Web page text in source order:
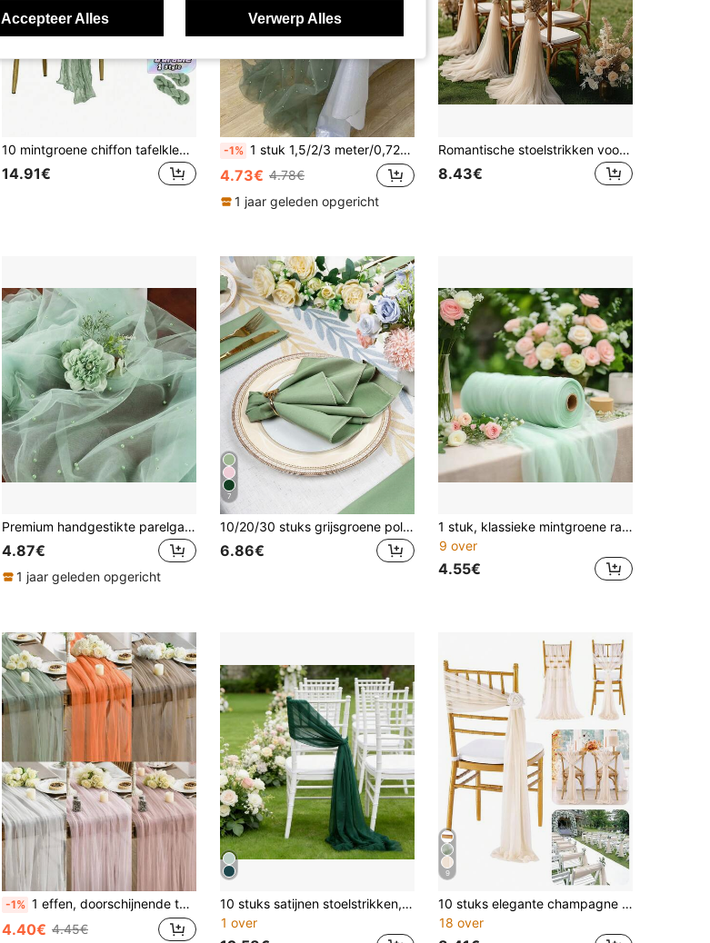
10 mintgroene chiffon tafelkleden, chiffon tafelvlaggetjes in bohemianstijl, transparante chiffon tafelvlaggetjes, geschikt voor babyfeestjes, bruiloften, vrijgezellenfeesten, verjaardagsfeesten en tafeldecoraties.
14.91€
-1% 1 stuk 1,5/2/3 meter/0,72*1m Tule tafelkleed, bruiloft, verjaardag, feestdecoratie, creatieve slaapkamer, woonkamer, parelgordijn achtergrond, groot bankettafelkleed, fotorekwisiet
4.73€ 4.78€
1 jaar geleden opgericht
Romantische stoelstrikken voor bruiloften (16 stuks/set), lange chiffonstof, 20*275 cm, decoratie voor het gangpad, banket, kerk, feest, restaurant, buiten
8.43€
Premium handgestikte parelgaas tafelrunner mintgroen transparant tule tafelkleed overlay voor buitenbruiloft babyshower verjaardag theeparty huisdecoratie
4.87€
1 jaar geleden opgericht
7
10/20/30 stuks grijsgroene polyester stoffen servetten, wasbaar en herbruikbaar, maat: 12/14/17/20 inch (30/36/43/50 cm), geschikt voor hotels, bruiloften, restaurants, verjaardagsfeestjes en babyshowers
6.86€
1 stuk, klassieke mintgroene raster tule stof op rol - 100% polyester, transparant materiaal, voor bruiloftsdecoratie, trouwboog, tafelloper & stoeldecoratie, verlovingsceremonie, verjaardagsfeest, jubileum, nieuwjaarsfeest, gender reveal party, doe-het-zelf achtergrond, fotografie, Valentijnsdag, Kerstmis, vrijgezellenfeest, plafond-/trapdecoratie
9 over
4.55€
-1% 1 effen, doorschijnende tafelloper van mesh, transparante tule voor buitendecoratie, romantisch voor bruiloft, banket, tafeldecoratie, boog, tuinboog, vrijgezellenfeest (meerdere kleuren beschikbaar), perfect voor bruiloft, vakantie, feest, huisdecoratie, geweldig cadeau
4.40€ 4.45€
10 stuks satijnen stoelstrikken, rechthoekige herbruikbare decoraties voor jubilea, bruiloften, Valentijnsdag, meerkleurig
1 over
9
10 stuks elegante champagne chiffon stoelrugband set, gangbruiloft stoelrug decoratie, kerk chiffon banket ceremonie receptie stoel set, fotorekwisieten, verjaardagsfeest thuisdecoratie
18 over
Accepteer Alles Verwerp Alles